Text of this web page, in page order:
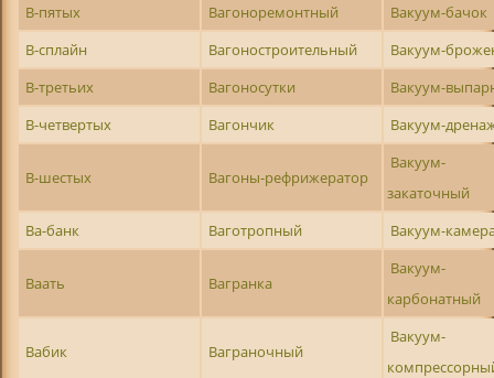
В-пятых
Вагоноремонтный
Вакуум-бачок
В-сплайн
Вагоностроительный
Вакуум-
В-третьих
Вагоносутки
Вакуум-
В-четвертых
Вагончик Вакуум-
В-шестых Вагоны-рефрижератор
Вакуум-
закаточный
Ва-банк
Ваготропный Вакуум-
Ваать Вагранка
Вакуум-
карбонатный
Вабик Ваграночный
Вакуум-